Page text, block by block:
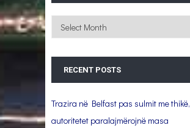
Archives
RECENT POSTS
Trazira në Belfast pas sulmit me thikë,
autoritetet paralajmërojnë masa